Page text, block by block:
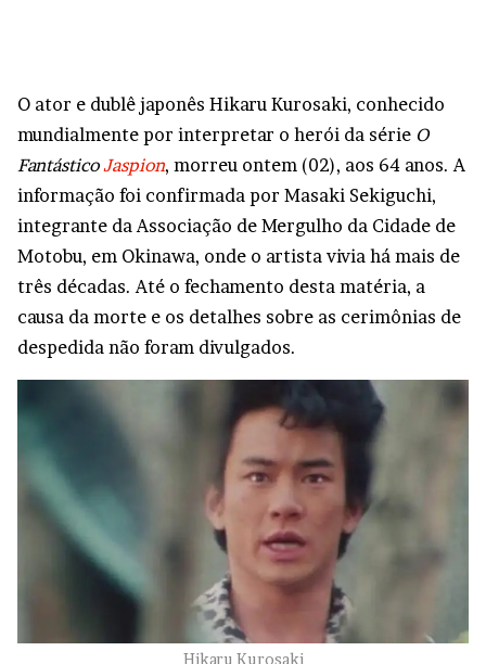
O ator e dublê japonês Hikaru Kurosaki, conhecido
mundialmente por interpretar o herói da série O
FantásticoJaspion, morreu ontem (02), aos 64 anos. A
informação foi confirmada por Masaki Sekiguchi,
integrante da Associação de Mergulho da Cidade de
Motobu, em Okinawa, onde o artista vivia há mais de
três décadas. Até o fechamento desta matéria, a
causa da morte e os detalhes sobre as cerimônias de
despedida não foram divulgados.
Hikaru Kurosaki